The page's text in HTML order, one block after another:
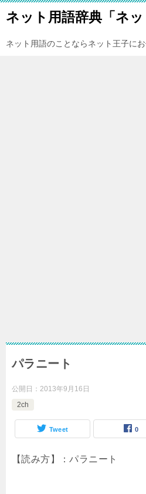
ネット用語辞典「ネッ
ネット用語のことならネット王子に
パラニート
公開日： 2013年9月16日
2ch
Tweet 0
【読み方】：パラニート